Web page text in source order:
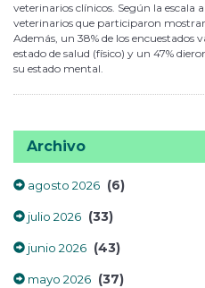
veterinarios clínicos. Según la escala
veterinarios que participaron
Además, un 38% de los encuestados
estado de salud (físico) y un 47%
su estado mental.
Archivo
agosto 2026 (6)
julio 2026 (33)
junio 2026 (43)
mayo 2026 (37)